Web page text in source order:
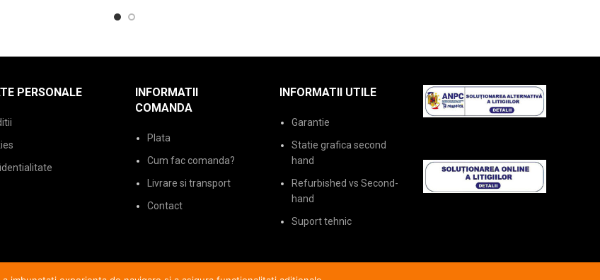
PERSONALE
INFORMATII
COMANDA
Plata
Cum fac comanda?
Livrare si transport
Contact
INFORMATII UTILE
Garantie
Statie grafica second
hand
Refurbished vs Second-
hand
Suport tehnic